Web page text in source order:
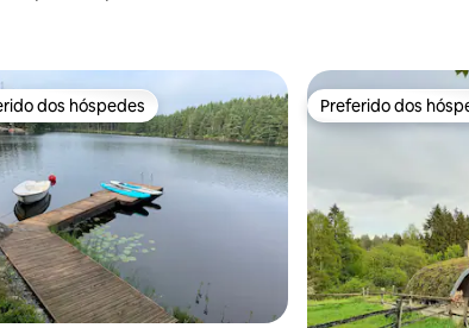
dos hóspedes
dos hóspedes Preferido dos
Preferido dos